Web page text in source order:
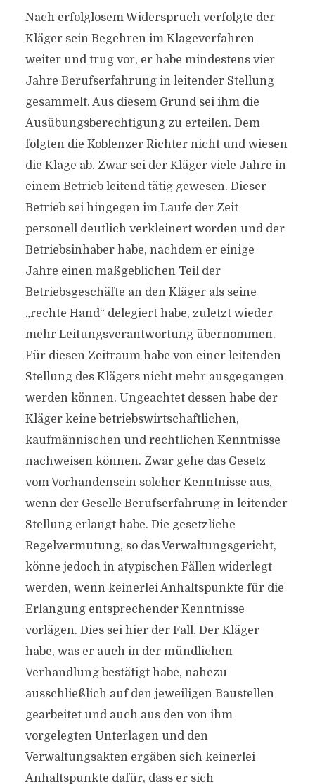
Nach erfolglosem Widerspruch verfolgte der
Kläger sein Begehren im Klageverfahren
weiter und trug vor, er habe mindestens vier
Jahre Berufserfahrung in leitender Stellung
gesammelt. Aus diesem Grund sei ihm die
Ausübungsberechtigung zu erteilen. Dem
folgten die Koblenzer Richter nicht und wiesen
die Klage ab. Zwar sei der Kläger viele Jahre in
einem Betrieb leitend tätig gewesen. Dieser
Betrieb sei hingegen im Laufe der Zeit
personell deutlich verkleinert worden und der
Betriebsinhaber habe, nachdem er einige
Jahre einen maßgeblichen Teil der
Betriebsgeschäfte an den Kläger als seine
„rechte Hand“ delegiert habe, zuletzt wieder
mehr Leitungsverantwortung übernommen.
Für diesen Zeitraum habe von einer leitenden
Stellung des Klägers nicht mehr ausgegangen
werden können. Ungeachtet dessen habe der
Kläger keine betriebswirtschaftlichen,
kaufmännischen und rechtlichen Kenntnisse
nachweisen können. Zwar gehe das Gesetz
vom Vorhandensein solcher Kenntnisse aus,
wenn der Geselle Berufserfahrung in leitender
Stellung erlangt habe. Die gesetzliche
Regelvermutung, so das Verwaltungsgericht,
könne jedoch in atypischen Fällen widerlegt
werden, wenn keinerlei Anhaltspunkte für die
Erlangung entsprechender Kenntnisse
vorlägen. Dies sei hier der Fall. Der Kläger
habe, was er auch in der mündlichen
Verhandlung bestätigt habe, nahezu
ausschließlich auf den jeweiligen Baustellen
gearbeitet und auch aus den von ihm
vorgelegten Unterlagen und den
Verwaltungsakten ergäben sich keinerlei
Anhaltspunkte dafür, dass er sich